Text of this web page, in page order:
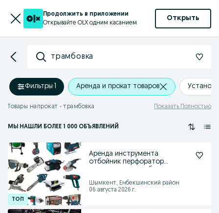
Продолжить в приложении
Открывайте OLX одним касанием
Открыть
трамбовка
Фильтры·1 Аренда и прокат товаров
Товары напрокат - трамбовка Показать Полностью
МЫ НАШЛИ БОЛЕЕ 1 000 ОБЪЯВЛЕНИЙ
Аренда инструмента
отбойник перфоратор
Шымкент, Енбекшинский район
06 августа 2026 г.